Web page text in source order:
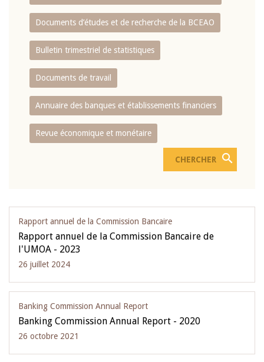
Documents d’études et de recherche de la BCEAO
Bulletin trimestriel de statistiques
Documents de travail
Annuaire des banques et établissements financiers
Revue économique et monétaire
Rapport annuel de la Commission Bancaire
Rapport annuel de la Commission Bancaire de
l'UMOA - 2023
26 juillet 2024
Banking Commission Annual Report
Banking Commission Annual Report - 2020
26 octobre 2021